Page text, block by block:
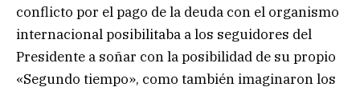
conflicto por el pago de la deuda con el organismo
internacional posibilitaba a los seguidores del
Presidente a soñar con la posibilidad de su propio
«Segundo tiempo», como también imaginaron los